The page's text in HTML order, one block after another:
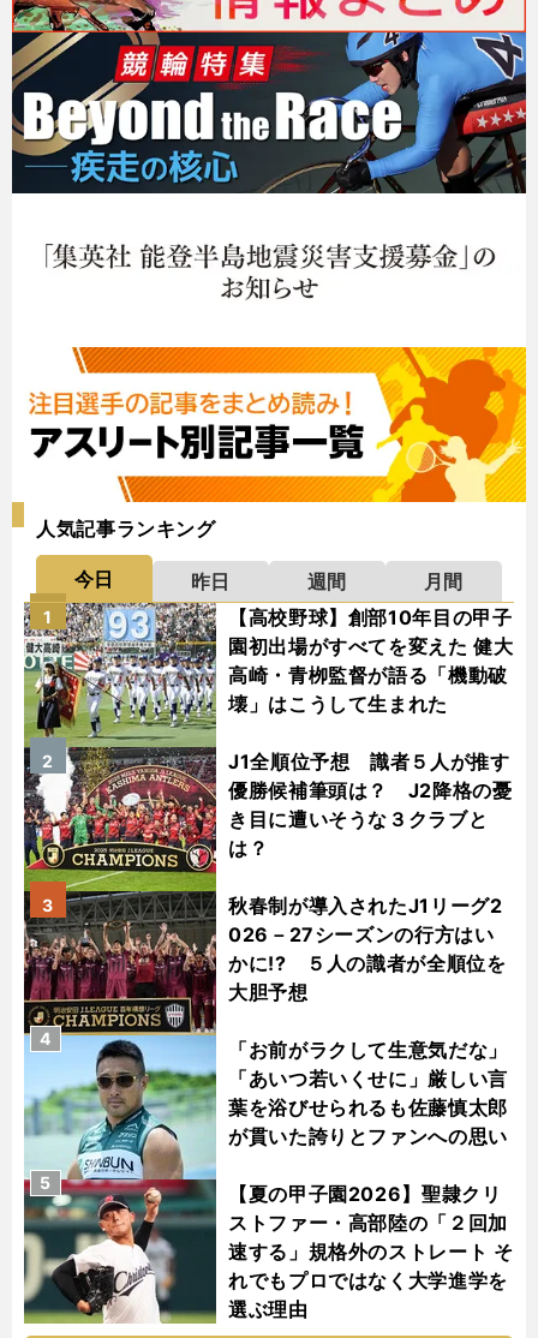
人気記事ランキング
今日 昨日 週間
月間
【高校野球】創部10年目の甲子
園初出場がすべてを変えた 健大
高崎・青栁監督が語る「機動破
壊」はこうして生まれた
1
J1全順位予想 識者５人が推す
優勝候補筆頭は？ J2降格の憂
き目に遭いそうな３クラブと
は？
2
秋春制が導入されたJ1リーグ2
026－27シーズンの行方はい
かに!? ５人の識者が全順位を
大胆予想
3
「お前がラクして生意気だな」
「あいつ若いくせに」厳しい言
葉を浴びせられるも佐藤慎太郎
が貫いた誇りとファンへの思い
4
【夏の甲子園2026】聖隷クリ
ストファー・高部陸の「２回加
速する」規格外のストレート そ
れでもプロではなく大学進学を
選ぶ理由
5